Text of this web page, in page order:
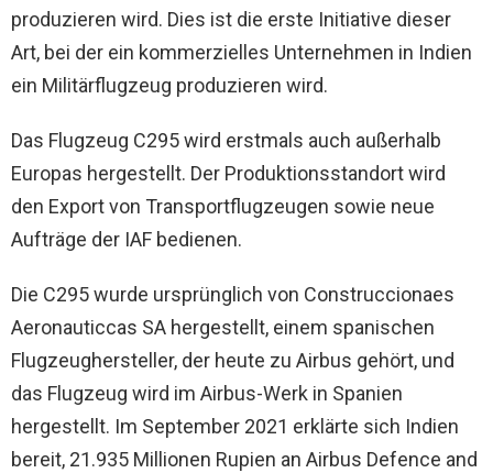
produzieren wird. Dies ist die erste Initiative dieser
Art, bei der ein kommerzielles Unternehmen in Indien
ein Militärflugzeug produzieren wird.
Das Flugzeug C295 wird erstmals auch außerhalb
Europas hergestellt. Der Produktionsstandort wird
den Export von Transportflugzeugen sowie neue
Aufträge der IAF bedienen.
Die C295 wurde ursprünglich von Construccionaes
Aeronauticcas SA hergestellt, einem spanischen
Flugzeughersteller, der heute zu Airbus gehört, und
das Flugzeug wird im Airbus-Werk in Spanien
hergestellt. Im September 2021 erklärte sich Indien
bereit, 21.935 Millionen Rupien an Airbus Defence and